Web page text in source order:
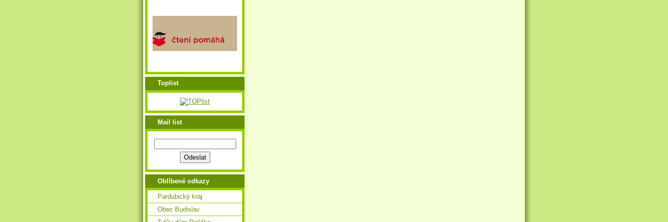
Toplist
Mail list
Oblíbené odkazy
Pardubický kraj
Obec Budislav